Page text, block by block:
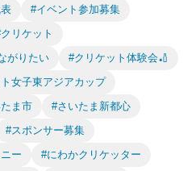
#イベント参加募集
リケット
がりたい
#クリケット体験会🏏
女子東アジアカップ
ま市
#さいたま新都心
#スポンサー募集
ー
#にわかクリケッター